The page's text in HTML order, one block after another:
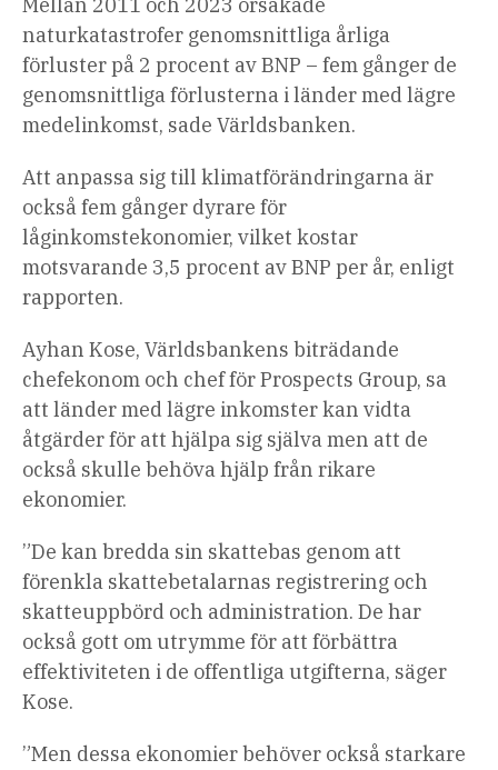
naturkatastrofer genomsnittliga årliga
förluster på 2 procent av BNP – fem gånger de
genomsnittliga förlusterna i länder med lägre
medelinkomst, sade Världsbanken.
Att anpassa sig till klimatförändringarna är
också fem gånger dyrare för
låginkomstekonomier, vilket kostar
motsvarande 3,5 procent av BNP per år, enligt
rapporten.
Ayhan Kose, Världsbankens biträdande
chefekonom och chef för Prospects Group, sa
att länder med lägre inkomster kan vidta
åtgärder för att hjälpa sig själva men att de
också skulle behöva hjälp från rikare
ekonomier.
”De kan bredda sin skattebas genom att
förenkla skattebetalarnas registrering och
skatteuppbörd och administration. De har
också gott om utrymme för att förbättra
effektiviteten i de offentliga utgifterna, säger
Kose.
”Men dessa ekonomier behöver också starkare